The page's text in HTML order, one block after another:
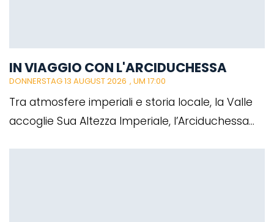
IN VIAGGIO CON L'ARCIDUCHESSA
DONNERSTAG 13 AUGUST 2026 , UM 17:00
Tra atmosfere imperiali e storia locale, la Valle
accoglie Sua Altezza Imperiale, l’Arciduchessa...